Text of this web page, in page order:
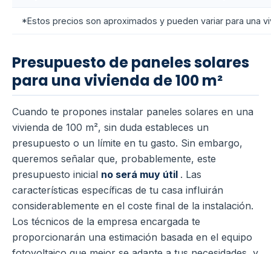
*Estos precios son aproximados y pueden variar para una
Presupuesto de paneles solares
para una vivienda de 100 m²
Cuando te propones instalar paneles solares en una
vivienda de 100 m², sin duda estableces un
presupuesto o un límite en tu gasto. Sin embargo,
queremos señalar que, probablemente, este
presupuesto inicial no será muy útil . Las
características específicas de tu casa influirán
considerablemente en el coste final de la instalación.
Los técnicos de la empresa encargada te
proporcionarán una estimación basada en el equipo